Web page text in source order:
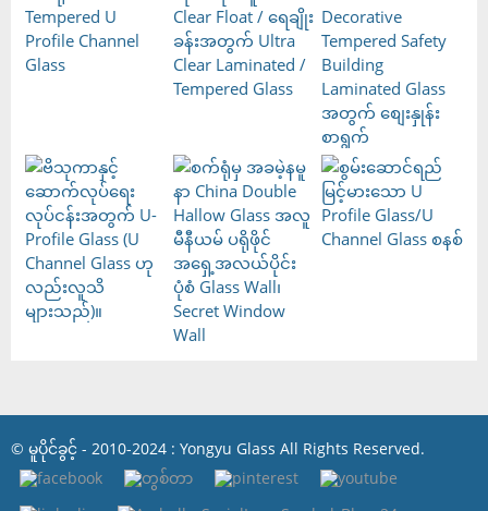
© မူပိုင်ခွင့် - 2010-2024 : Yongyu Glass All Rights Reserved.